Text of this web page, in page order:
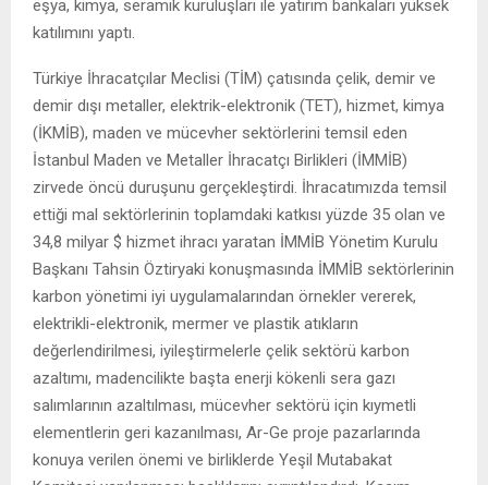
eşya, kimya, seramik kuruluşları ile yatırım bankaları yüksek
katılımını yaptı.
Türkiye İhracatçılar Meclisi (TİM) çatısında çelik, demir ve
demir dışı metaller, elektrik-elektronik (TET), hizmet, kimya
(İKMİB), maden ve mücevher sektörlerini temsil eden
İstanbul Maden ve Metaller İhracatçı Birlikleri (İMMİB)
zirvede öncü duruşunu gerçekleştirdi. İhracatımızda temsil
ettiği mal sektörlerinin toplamdaki katkısı yüzde 35 olan ve
34,8 milyar $ hizmet ihracı yaratan İMMİB Yönetim Kurulu
Başkanı Tahsin Öztiryaki konuşmasında İMMİB sektörlerinin
karbon yönetimi iyi uygulamalarından örnekler vererek,
elektrikli-elektronik, mermer ve plastik atıkların
değerlendirilmesi, iyileştirmelerle çelik sektörü karbon
azaltımı, madencilikte başta enerji kökenli sera gazı
salımlarının azaltılması, mücevher sektörü için kıymetli
elementlerin geri kazanılması, Ar-Ge proje pazarlarında
konuya verilen önemi ve birliklerde Yeşil Mutabakat